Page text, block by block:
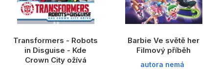
Transformers - Robots
in Disguise - Kde
Crown City ožívá
Barbie Ve světě her
Filmový příběh
autora nemá